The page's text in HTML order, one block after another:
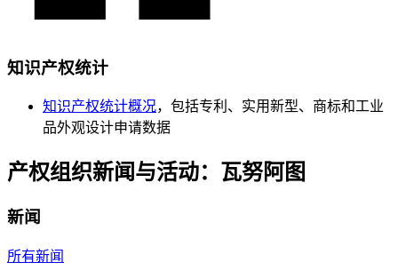
知识产权统计
知识产权统计概况，包括专利、实用新型、商标和工业
品外观设计申请数据
产权组织新闻与活动：瓦努阿图
新闻
所有新闻